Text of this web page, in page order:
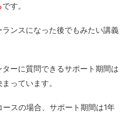
です。
ンスになった後でもみたい講義
ーに質問できるサポート期間は
っています。
スの場合、サポート期間は1年